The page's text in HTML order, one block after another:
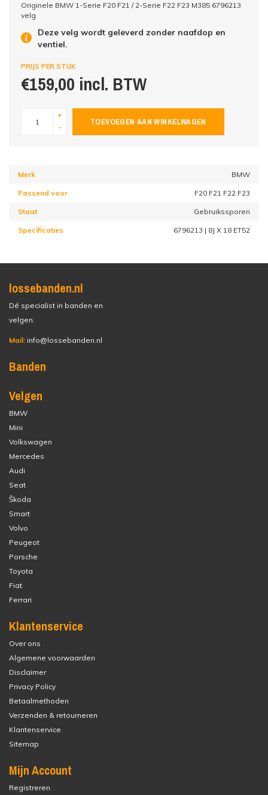
Originele BMW 1-Serie F20 F21 / 2-Serie F22 F23 M385 6796213
velg
Deze velg wordt geleverd zonder naafdop en
ventiel.
PRIJS PER STUK
€159,00 incl. BTW
+
-
TOEVOEGEN AAN WINKELWAGEN
Merk BMW
Passend voor F20 F21 F22 F23
Staat Gebruikssporen
Specificaties 6796213 | 8J X 18 ET52
lossebanden.nl
Dé specialist in banden en
velgen.
Mail: info@lossebanden.nl
Banden
Velgen
BMW
Mini
Volkswagen
Mercedes
Audi
Seat
Škoda
Smart
Volvo
Peugeot
Porsche
Toyota
Fiat
Ferrari
Klantenservice
Over ons
Algemene voorwaarden
Disclaimer
Privacy Policy
Betaalmethoden
Verzenden & retourneren
Klantenservice
Sitemap
Mijn Account
Registreren